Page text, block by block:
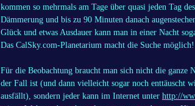
kommen so mehrmals am Tage über quasi jeden Tag
Dämmerung und bis zu 90 Minuten danach
Glück und etwas Ausdauer kann man in einer Nacht
Das CalSky.com-Planetarium macht die Suche möglich!
Für die Beobachtung braucht man sich nicht die ganze
der Fall ist (und dann vielleicht sogar noch enttäuscht
ausfällt), sondern jeder kann im Internet unter http://